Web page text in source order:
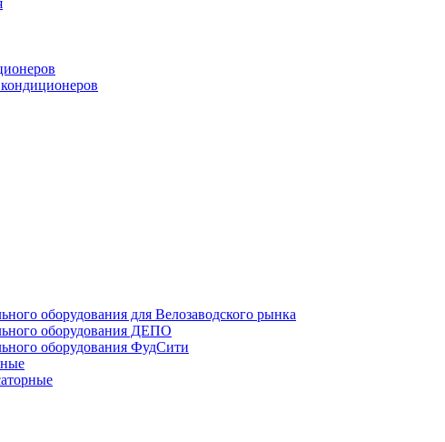
оборудования для Велозаводского рынка
оборудования ДЕПО
оборудования ФудСити